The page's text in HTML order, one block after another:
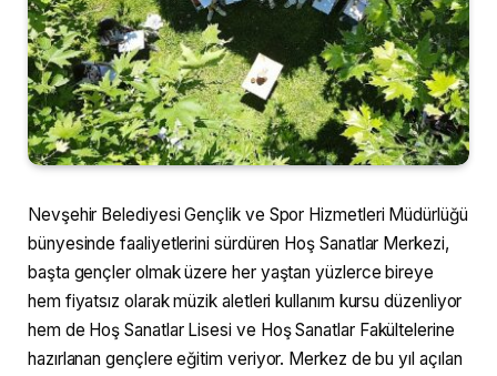
Nevşehir Belediyesi Gençlik ve Spor Hizmetleri Müdürlüğü
bünyesinde faaliyetlerini sürdüren Hoş Sanatlar Merkezi,
başta gençler olmak üzere her yaştan yüzlerce bireye
hem fiyatsız olarak müzik aletleri kullanım kursu düzenliyor
hem de Hoş Sanatlar Lisesi ve Hoş Sanatlar Fakültelerine
hazırlanan gençlere eğitim veriyor. Merkez de bu yıl açılan